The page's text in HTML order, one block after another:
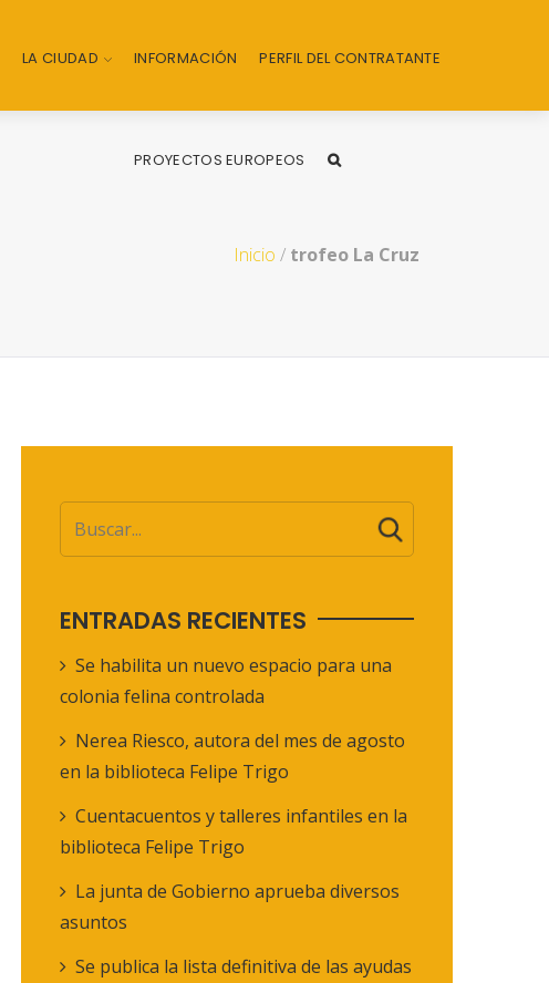
LA CIUDAD INFORMACIÓN PERFIL DEL CONTRATANTE
PROYECTOS EUROPEOS
Inicio / trofeo La Cruz
ENTRADAS RECIENTES
Se habilita un nuevo espacio para una
colonia felina controlada
Nerea Riesco, autora del mes de agosto
en la biblioteca Felipe Trigo
Cuentacuentos y talleres infantiles en la
biblioteca Felipe Trigo
La junta de Gobierno aprueba diversos
asuntos
Se publica la lista definitiva de las ayudas